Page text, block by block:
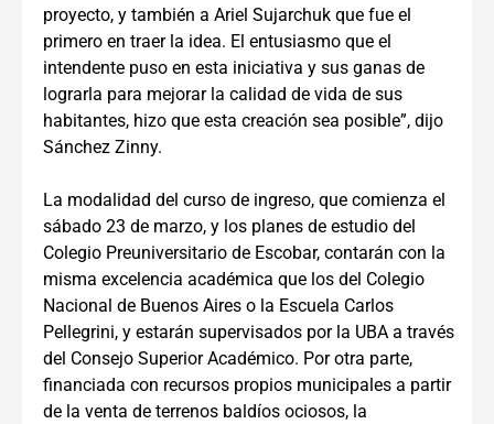
proyecto, y también a Ariel Sujarchuk que fue el
primero en traer la idea. El entusiasmo que el
intendente puso en esta iniciativa y sus ganas de
lograrla para mejorar la calidad de vida de sus
habitantes, hizo que esta creación sea posible”, dijo
Sánchez Zinny.
La modalidad del curso de ingreso, que comienza el
sábado 23 de marzo, y los planes de estudio del
Colegio Preuniversitario de Escobar, contarán con la
misma excelencia académica que los del Colegio
Nacional de Buenos Aires o la Escuela Carlos
Pellegrini, y estarán supervisados por la UBA a través
del Consejo Superior Académico. Por otra parte,
financiada con recursos propios municipales a partir
de la venta de terrenos baldíos ociosos, la